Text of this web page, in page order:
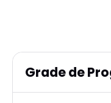
Grade de